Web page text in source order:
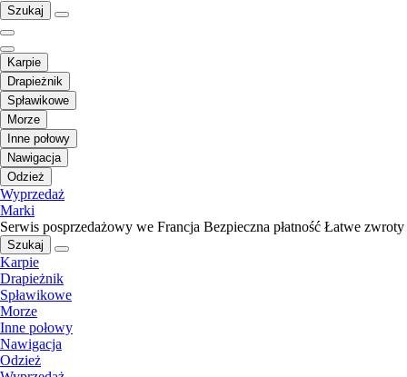
Szukaj
Karpie
Drapieżnik
Spławikowe
Morze
Inne połowy
Nawigacja
Odzież
Wyprzedaż
Marki
Serwis posprzedażowy we Francja Bezpieczna płatność Łatwe zwroty
Szukaj
Karpie
Drapieżnik
Spławikowe
Morze
Inne połowy
Nawigacja
Odzież